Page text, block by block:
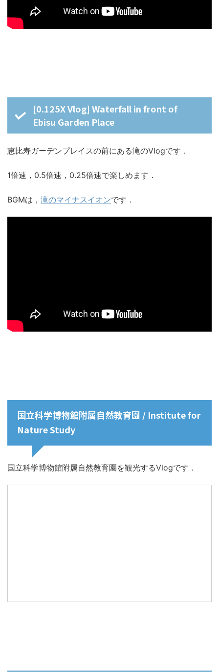
[0.125X Vlog] Waterfall in front of
Ebisu Garden Place
恵比寿ガーデンプレイスの前にある滝のVlogです．
1倍速，0.5倍速，0.25倍速で楽しめます．
BGMは， 滝のマイナスイオンです．
国立科学博物館附属自然教育園 / Institute for
Nature Study
国立科学博物館附属自然教育園を観光するVlogです．